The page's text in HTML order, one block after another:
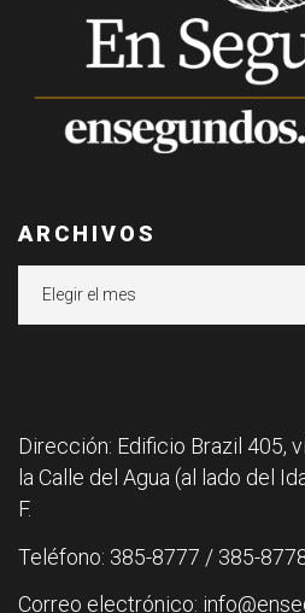
ARCHIVOS
Dirección: Edificio Brazil 405,
la Calle del Agua (al lado del
F.
Teléfono: 385-8777 / 385-
Correo electrónico: